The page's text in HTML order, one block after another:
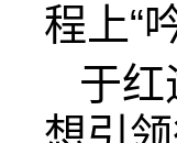
程上“
于红